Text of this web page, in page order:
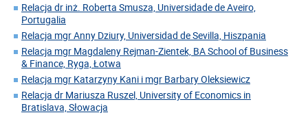
Relacja dr inż. Roberta Smusza, Universidade de Aveiro,
Portugalia
Relacja mgr Anny Dziury, Universidad de Sevilla, Hiszpania
Relacja mgr Magdaleny Rejman-Zientek, BA School of Business
& Finance, Ryga, Łotwa
Relacja mgr Katarzyny Kani i mgr Barbary Oleksiewicz
Relacja dr Mariusza Ruszel, University of Economics in
Bratislava, Słowacja